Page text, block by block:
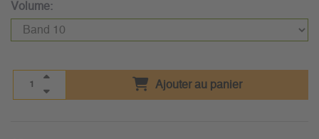
Volume:
Ajouter au panier